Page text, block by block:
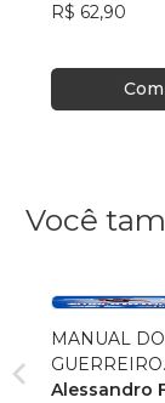
R$ 62,90
Você
MANUAL DO
GUERREIRO
Alessandro